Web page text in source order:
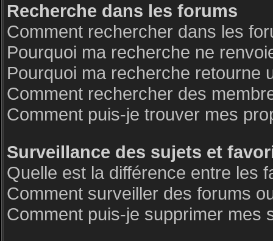
Recherche dans les forums
Comment rechercher dans les
Pourquoi ma recherche ne
Pourquoi ma recherche retourne
Comment rechercher des
Comment puis-je trouver mes
Surveillance des sujets et
Quelle est la différence entre les
Comment surveiller des forums
Comment puis-je supprimer mes